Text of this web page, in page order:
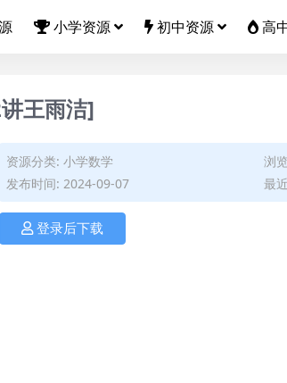
小学资源 初中资源 高
王雨洁]
资源分类: 小学数学
浏
发布时间: 2024-09-07
最
登录后下载